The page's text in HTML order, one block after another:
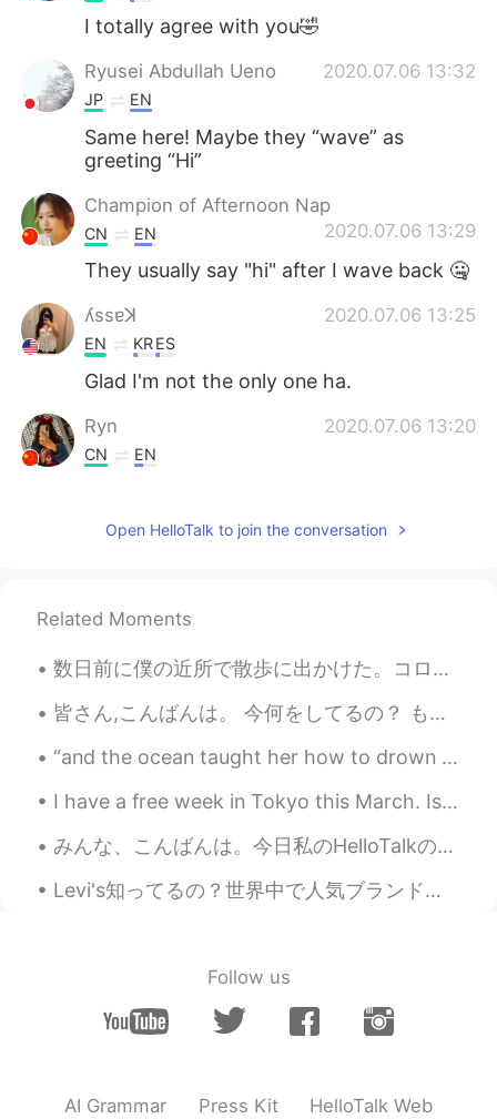
I totally agree with you🤣
Ryusei Abdullah Ueno 2020.07.06 13:32
JP EN
Same here! Maybe they “wave” as
greeting “Hi”
Champion of Afternoon Nap
2020.07.06 13:29
CN EN
They usually say "hi" after I wave back 🤐
ʎssɐꓘ 2020.07.06 13:25
EN KRES
Glad I'm not the only one ha.
Ryn 2020.07.06 13:20
CN EN
Konan 2020.07.06 13:17
CN EN
and i try😄
woojae 2020.07.06 13:14
afterwards. Just saying
Eli 엘리자베스 2020.07.06 13:12
part. 🤣🤣 haha
jacky 2020.07.06 13:12
topics to go on. Even they want to talk
Open HelloTalk to join the conversation
Related Moments
数日前に僕の近所で散歩に出かけた。コロナウイルスによって駐車場全部閉鎖されたので海岸で誰もいなかった。バレーボールネットも全部下がられてブランコも閉鎖された。不思議だった。それ以来Los Ang...
皆さん,こんばんは。 今何をしてるの？ もう1週間経ちますが,私はまだ病気です 😷 皆様ご健勝のことと思います. I'll reply to some of the messages la...
“and the ocean taught her how to drown in all the things bigger than herself. the ocean loved her...
I have a free week in Tokyo this March. Is there any recommended events or themed cafe? Around 23...
みんな、こんばんは。今日私のHelloTalkのパートナーは英語を話すことを投稿しました。インスピレーションを受けました! だから、日本語を話すことを投稿したいです。これは私の紹介です。 はじ...
Levi's知ってるの？世界中で人気ブランドと思う！今日は初めてLevi'sのジーンズを買っていました。私のヒップは大きとワイストは小さいのでたいていジーンズのサイズが合うは難しい。でもこのジー...
Follow us
AI Grammar Press Kit HelloTalk Web